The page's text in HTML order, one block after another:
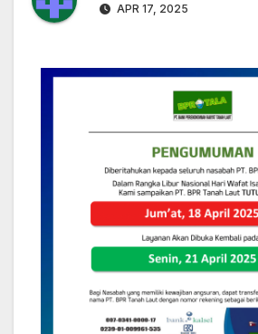
APR 17, 2025